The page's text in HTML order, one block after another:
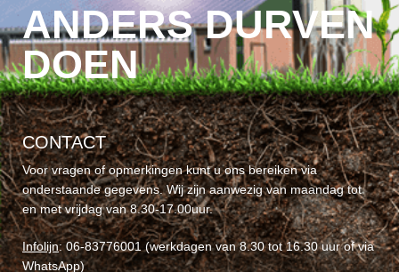
ANDERS DURVEN
DOEN
CONTACT
Voor vragen of opmerkingen kunt u ons bereiken via
onderstaande gegevens. Wij zijn aanwezig van maandag tot
en met vrijdag van 8.30-17.00uur.
Infolijn: 06-83776001 (werkdagen van 8.30 tot 16.30 uur of via
WhatsApp)